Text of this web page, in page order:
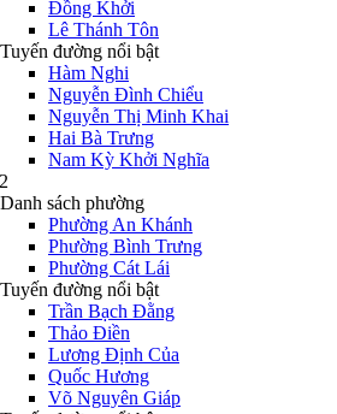
Đồng Khởi
Lê Thánh Tôn
Tuyến đường nổi bật
Hàm Nghi
Nguyễn Đình Chiểu
Nguyễn Thị Minh Khai
Hai Bà Trưng
Nam Kỳ Khởi Nghĩa
Danh sách phường
Phường An Khánh
Phường Bình Trưng
Phường Cát Lái
Tuyến đường nổi bật
Trần Bạch Đằng
Thảo Điền
Lương Định Của
Quốc Hương
Võ Nguyên Giáp